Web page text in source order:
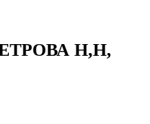
Н,Н,